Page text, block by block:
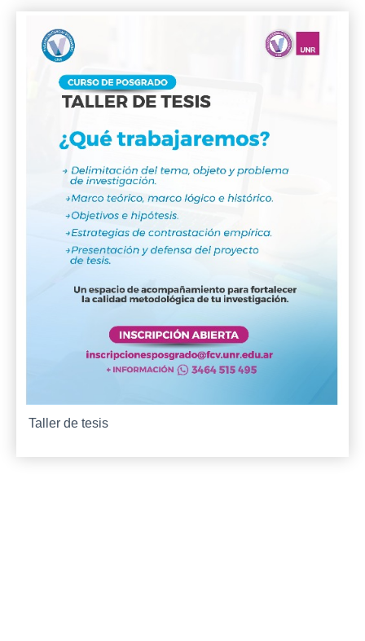
Taller de tesis